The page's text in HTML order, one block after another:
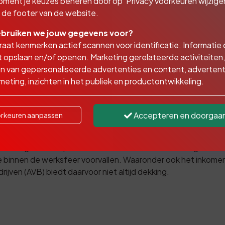
gaat verder waar de Aansprakelijkheidsverzekering
werkgever te gedragen. Dit gaat verder dan alleen
dekt de schade van een werknemer door
voor het bedrijf of andere activiteit die gerelateerd zijn
dat u weet welke risico’s uw medewerkers lopen
werkgeverschap’ laten rechters steeds vaker werkgevers
de werksfeer voorvallen. Waaronder ook het
(AVB) biedt daarvoor niet altijd dekking.
de footer van de website.
we jouw gegevens voor?
kenmerken actief scannen voor identificatie. Informatie
opslaan en/of openen. Marketing gerelateerde
van gepersonaliseerde advertenties en content,
inzichten in het publiek en productontwikkeling.
aanpassen Accepteren en